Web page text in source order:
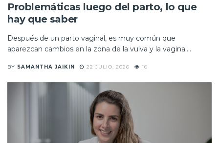
Problemáticas luego del parto, lo que
hay que saber
Después de un parto vaginal, es muy común que
aparezcan cambios en la zona de la vulva y la vagina....
BY SAMANTHA JAIKIN 22 JULIO, 2026 16